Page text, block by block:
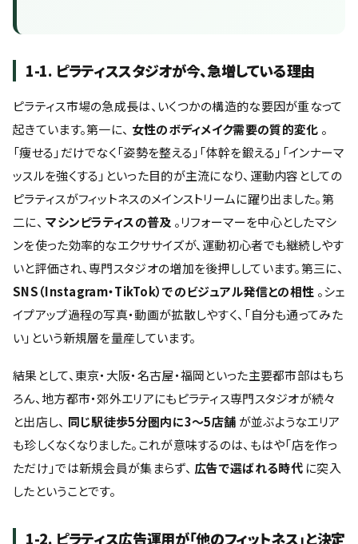
1-1. ピラティススタジオが今、急増している理由
ピラティス市場の急成長は、いくつかの構造的な要因が重なって
起きています。第一に、 女性のボディメイク需要の質的変化 。
「痩せる」だけでなく「姿勢を整える」「体幹を鍛える」「インナーマ
ッスルを強くする」といった目的が主流になり、運動内容としての
ピラティスがフィットネスのメインストリームに躍り出ました。第
二に、マシンピラティスの普及 。リフォーマーを中心としたマシ
ンを使った効率的なエクササイズが、運動初心者でも継続しやす
いと評価され、専門スタジオの増加を後押ししています。第三に、
SNS（Instagram・TikTok）でのビジュアル発信との相性 。シェ
イプアップ過程の写真・動画が拡散しやすく、「自分も通ってみた
い」という新規層を量産しています。
結果として、東京・大阪・名古屋・福岡といった主要都市部はもち
ろん、地方都市・郊外エリアにもピラティス専門スタジオが続々
と出店し、 同じ駅徒歩5分圏内に3〜5店舗 が並ぶようなエリア
も珍しくなくなりました。これが意味するのは、もはや「店を作っ
ただけ」では新規会員が集まらず、 広告で選ばれる時代に突入
したということです。
1-2. ピラティス広告運用が「他のフィットネス」と決定